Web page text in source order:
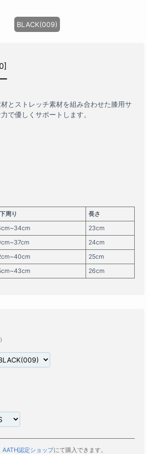
BLACK(009)
とストレッチ素材を組み合わせた膝用サ
で優しくサポートします。
周り
長さ
23cm
24cm
25cm
26cm
AATH認定ショップにて購入できます。